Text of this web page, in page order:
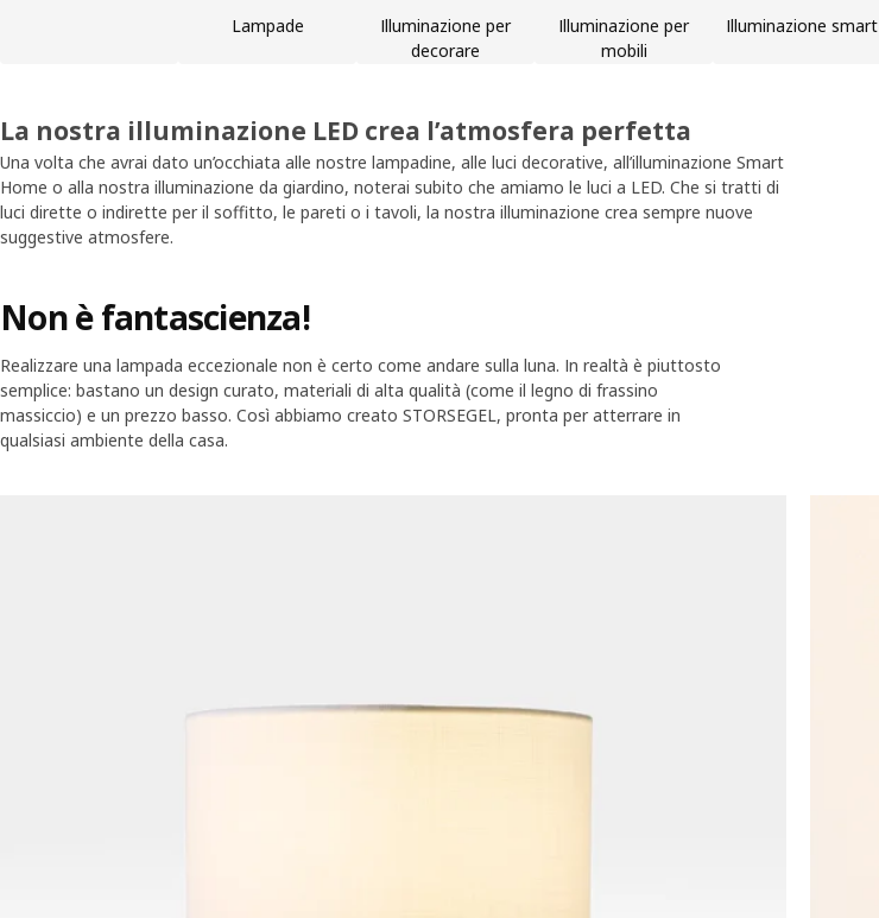
Lampade
Illuminazione per
decorare
Illuminazione per
mobili
Illuminazione smart
La nostra illuminazione LED crea l’atmosfera perfetta
Una volta che avrai dato un’occhiata alle nostre lampadine, alle luci decorative, all’illuminazione Smart
Home o alla nostra illuminazione da giardino, noterai subito che amiamo le luci a LED. Che si tratti di
luci dirette o indirette per il soffitto, le pareti o i tavoli, la nostra illuminazione crea sempre nuove
suggestive atmosfere.
Non è fantascienza!
Realizzare una lampada eccezionale non è certo come andare sulla luna. In realtà è piuttosto
semplice: bastano un design curato, materiali di alta qualità (come il legno di frassino
massiccio) e un prezzo basso. Così abbiamo creato STORSEGEL, pronta per atterrare in
qualsiasi ambiente della casa.